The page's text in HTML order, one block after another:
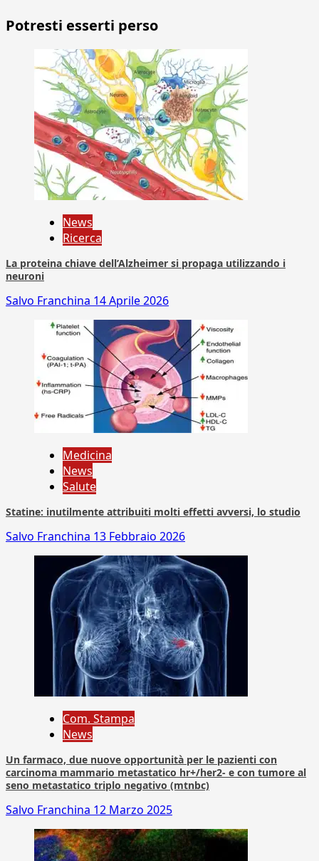
Potresti esserti perso
News
Ricerca
La proteina chiave dell’Alzheimer si propaga utilizzando i
neuroni
Salvo Franchina 14 Aprile 2026
Medicina
News
Salute
Statine: inutilmente attribuiti molti effetti avversi, lo studio
Salvo Franchina 13 Febbraio 2026
Com. Stampa
News
Un farmaco, due nuove opportunità per le pazienti con
carcinoma mammario metastatico hr+/her2- e con tumore al
seno metastatico triplo negativo (mtnbc)
Salvo Franchina 12 Marzo 2025